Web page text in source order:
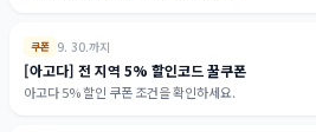
쿠폰 9. 30.까지
[아고다] 전 지역 5% 할인코드 꿀쿠폰
아고다 5% 할인 쿠폰 조건을 확인하세요.